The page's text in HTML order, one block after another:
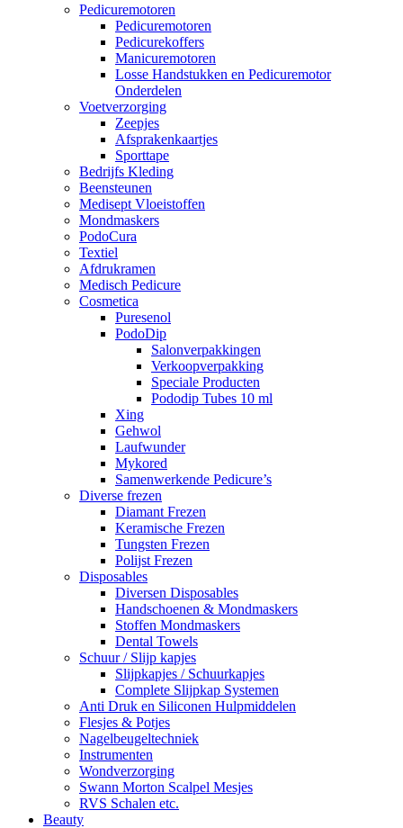
Pedicuremotoren
Pedicuremotoren
Pedicurekoffers
Manicuremotoren
Losse Handstukken en Pedicuremotor
Onderdelen
Voetverzorging
Zeepjes
Afsprakenkaartjes
Sporttape
Bedrijfs Kleding
Beensteunen
Medisept Vloeistoffen
Mondmaskers
PodoCura
Textiel
Afdrukramen
Medisch Pedicure
Cosmetica
Puresenol
PodoDip
Salonverpakkingen
Verkoopverpakking
Speciale Producten
Pododip Tubes 10 ml
Xing
Gehwol
Laufwunder
Mykored
Samenwerkende Pedicure’s
Diverse frezen
Diamant Frezen
Keramische Frezen
Tungsten Frezen
Polijst Frezen
Disposables
Diversen Disposables
Handschoenen & Mondmaskers
Stoffen Mondmaskers
Dental Towels
Schuur / Slijp kapjes
Slijpkapjes / Schuurkapjes
Complete Slijpkap Systemen
Anti Druk en Siliconen Hulpmiddelen
Flesjes & Potjes
Nagelbeugeltechniek
Instrumenten
Wondverzorging
Swann Morton Scalpel Mesjes
RVS Schalen etc.
Beauty